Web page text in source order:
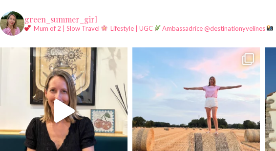
green_summer_girl
Mum of 2 | Slow Travel Lifestyle | UGC Ambassadrice @destinationyvelines